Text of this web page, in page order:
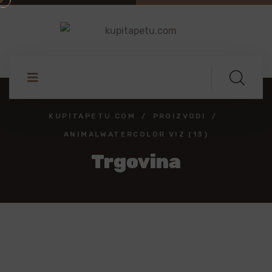
KUPITAPETU.COM PROIZVODI
ANIMALWATERCOLOR VIZ (13)
Trgovina